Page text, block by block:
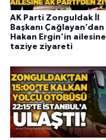
AK Parti Zonguldak İl
Başkanı Çağlayan’dan
Hakan Ergin’in ailesine
taziye ziyareti